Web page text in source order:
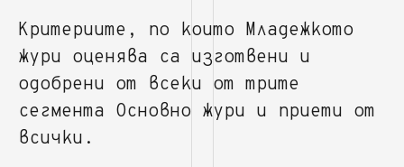
Критериите, по които Младежкото
жури оценява са изготвени и
одобрени от всеки от трите
сегмента Основно жури и приети от
всички.